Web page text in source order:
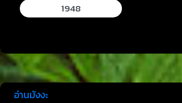
1948
อ่านมังงะ